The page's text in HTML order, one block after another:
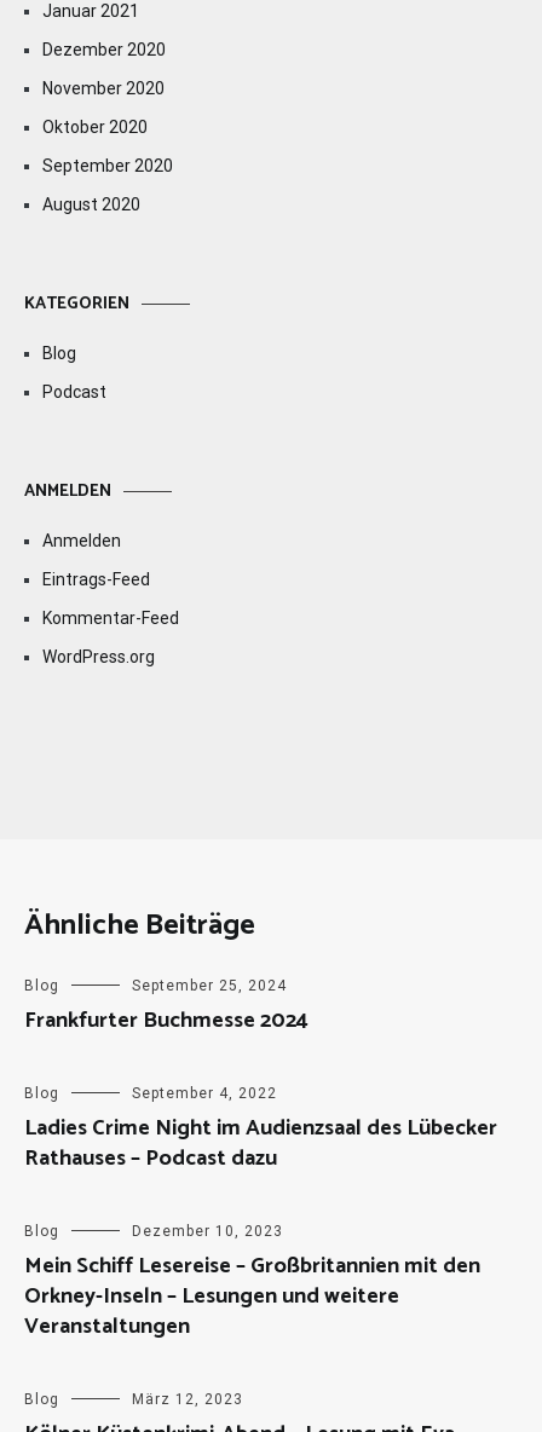
Januar 2021
Dezember 2020
November 2020
Oktober 2020
September 2020
August 2020
KATEGORIEN
Blog
Podcast
ANMELDEN
Anmelden
Eintrags-Feed
Kommentar-Feed
WordPress.org
Ähnliche Beiträge
Blog September 25, 2024
Frankfurter Buchmesse 2024
Blog September 4, 2022
Ladies Crime Night im Audienzsaal des Lübecker
Rathauses – Podcast dazu
Blog Dezember 10, 2023
Mein Schiff Lesereise – Großbritannien mit den
Orkney-Inseln – Lesungen und weitere
Veranstaltungen
Blog März 12, 2023